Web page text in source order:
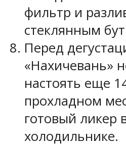
фильтр и
стеклянным
Перед
«Нахичевань»
настоять еще
прохладном
готовый ликер
холодильнике.